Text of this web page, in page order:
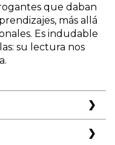
que daban
más allá
Es indudable
su lectura nos